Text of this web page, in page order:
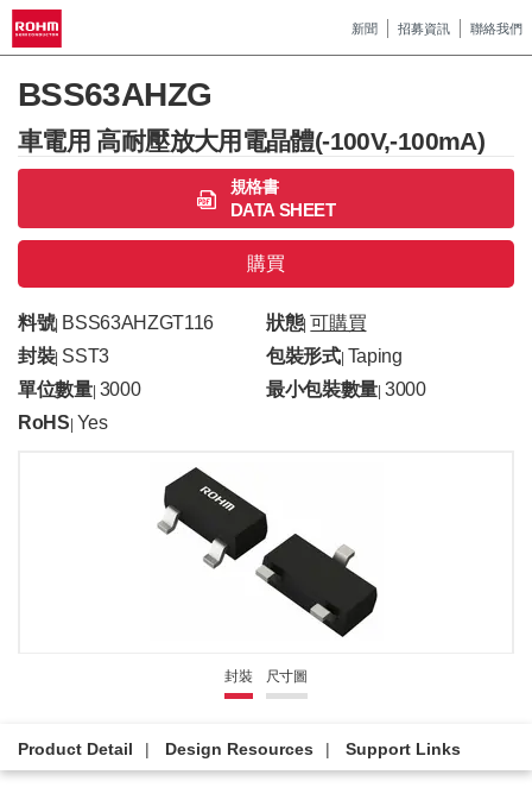
新聞 招募資訊 聯絡我們
BSS63AHZG
車電用 高耐壓放大用電晶體(-100V,-100mA)
規格書
DATA SHEET
購買
料號| BSS63AHZGT116 狀態| 可購買
封裝| SST3 包裝形式| Taping
單位數量| 3000 最小包裝數量 |3000
RoHS Yes
封裝 尺寸圖
Product Detail Design Resources Support Links